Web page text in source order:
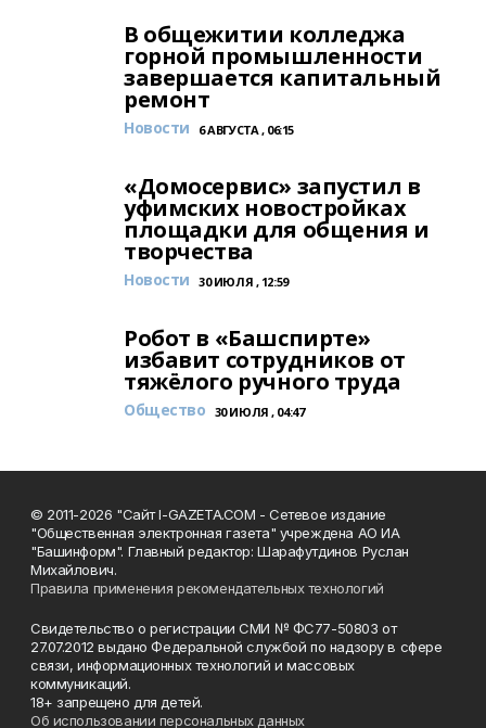
В общежитии колледжа
горной промышленности
завершается капитальный
ремонт
Новости 6 АВГУСТА , 06:15
«Домосервис» запустил в
уфимских новостройках
площадки для общения и
творчества
Новости 30 ИЮЛЯ , 12:59
Робот в «Башспирте»
избавит сотрудников от
тяжёлого ручного труда
Общество 30 ИЮЛЯ , 04:47
© 2011-2026 "Сайт I-GAZETA.COM - Сетевое издание
"Общественная электронная газета" учреждена АО ИА
"Башинформ". Главный редактор: Шарафутдинов Руслан
Михайлович.
Правила применения рекомендательных технологий
Свидетельство о регистрации СМИ № ФС77-50803 от
27.07.2012 выдано Федеральной службой по надзору в сфере
связи, информационных технологий и массовых
коммуникаций.
18+ запрещено для детей.
Об использовании персональных данных